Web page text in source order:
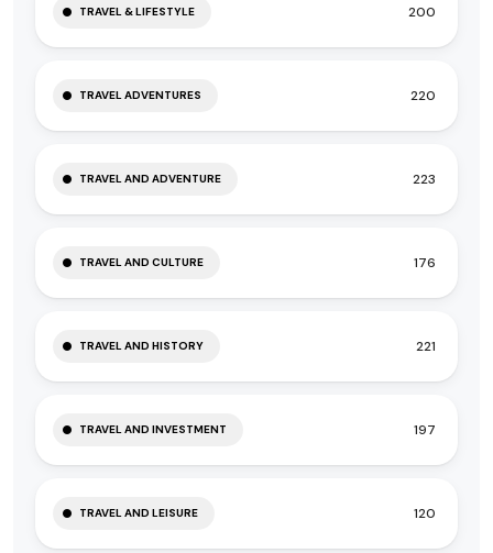
TRAVEL & LIFESTYLE 200
TRAVEL ADVENTURES 220
TRAVEL AND ADVENTURE 223
TRAVEL AND CULTURE 176
TRAVEL AND HISTORY 221
TRAVEL AND INVESTMENT 197
TRAVEL AND LEISURE 120